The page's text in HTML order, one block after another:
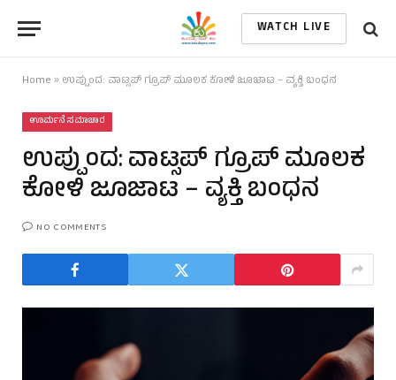
WATCH LIVE
Home » ಉಪ್ಪುಂದ: ವಾಟ್ಸಪ್‌ ಗ್ರೂಪ್‌ ಮೂಲಕ ಕೋಳಿ ಜೂಜಾಟ – ವ್ಯಕ್ತಿ ಬಂಧನ
ಊರ್ಮನೆ ಸಮಾಚಾರ
ಉಪ್ಪುಂದ: ವಾಟ್ಸಪ್‌ ಗ್ರೂಪ್‌ ಮೂಲಕ
ಕೋಳಿ ಜೂಜಾಟ – ವ್ಯಕ್ತಿ ಬಂಧನ
NO COMMENTS